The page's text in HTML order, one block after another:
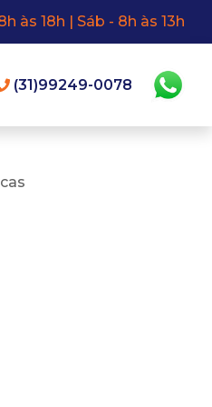
às 18h | Sáb - 8h às 13h
(31)99249-0078